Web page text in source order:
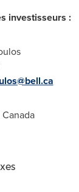
investisseurs :